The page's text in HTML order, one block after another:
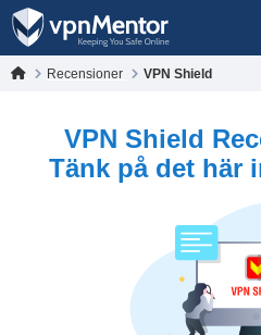
Recensioner VPN Shield
VPN Shield
Tänk på det här